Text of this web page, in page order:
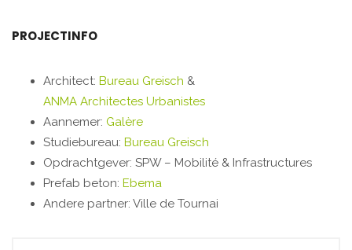
PROJECTINFO
Architect: Bureau Greisch &
ANMA Architectes Urbanistes
Aannemer: Galère
Studiebureau: Bureau Greisch
Opdrachtgever: SPW – Mobilité & Infrastructures
Prefab beton: Ebema
Andere partner: Ville de Tournai